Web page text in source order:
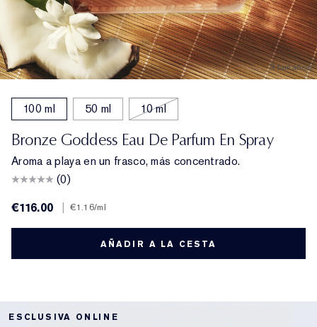
3 tamaños
100 ml 50 ml 10 ml
Bronze Goddess Eau De Parfum En Spray
Aroma a playa en un frasco, más concentrado.
(0)
€116.00
€1.16/ml
AÑADIR A LA CESTA
ESCLUSIVA ONLINE